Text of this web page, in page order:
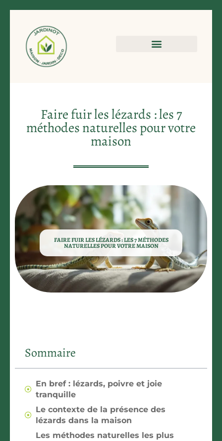
Faire fuir les lézards : les 7
méthodes naturelles pour votre
maison
FAIRE FUIR LES LÉZARDS : LES 7 MÉTHODES
NATURELLES POUR VOTRE MAISON
Sommaire
En bref : lézards, poivre et joie
tranquille
Le contexte de la présence des
lézards dans la maison
Les méthodes naturelles les plus